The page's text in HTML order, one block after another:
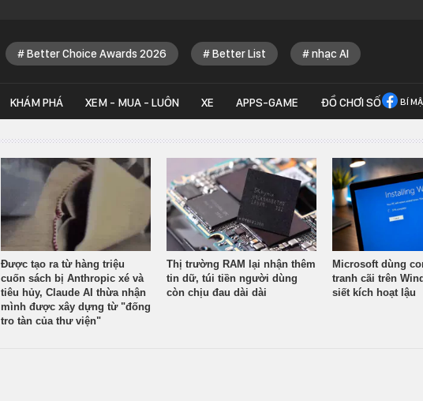
Better Choice Awards 2026 Better List nhạc AI
KHÁM PHÁ XEM - MUA - LUÔN XE APPS-GAME ĐỒ CHƠI SỐ BÍ
Được tạo ra từ hàng triệu
cuốn sách bị Anthropic xé và
tiêu hủy, Claude AI thừa nhận
mình được xây dựng từ "đống
tro tàn của thư viện"
Thị trường RAM lại nhận thêm
tin dữ, túi tiền người dùng
còn chịu đau dài dài
Microsoft dùng
tranh cãi trên
siết kích hoạt lậu